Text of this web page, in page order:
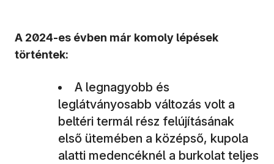
A 2024-es évben már komoly lépések
történtek:
A legnagyobb és
leglátványosabb változás volt a
beltéri termál rész felújításának
első ütemében a középső, kupola
alatti medencéknél a burkolat teljes